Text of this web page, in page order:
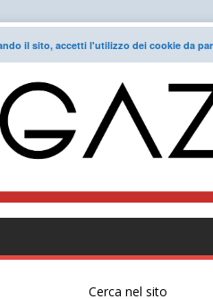
Cerca nel sito
il sito, accetti l'utilizzo dei cookie da